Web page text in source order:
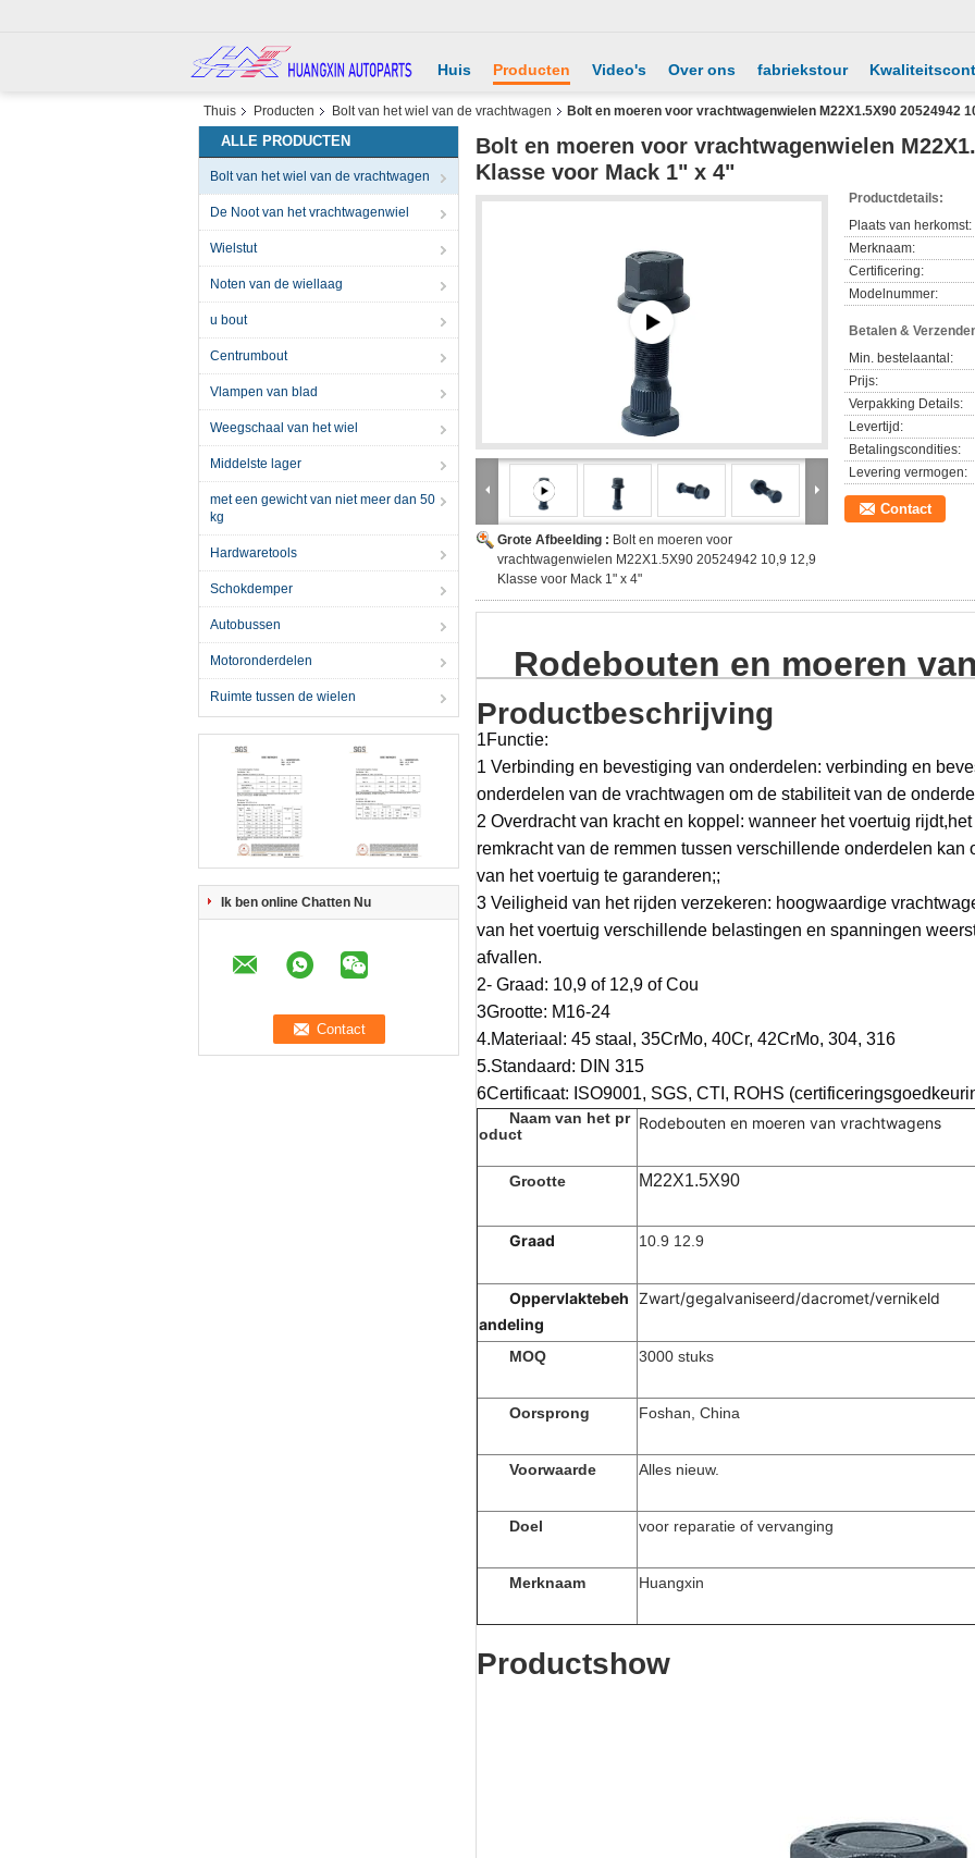
Huis Producten Video's Over ons fabriekstour
Thuis Producten Bolt van het wiel van de vrachtwagen Bolt en moeren voor vrachtwagenwielen M22X1.5X90 20524942
ALLE PRODUCTEN
Bolt van het wiel van de vrachtwagen
De Noot van het vrachtwagenwiel
Wielstut
Noten van de wiellaag
u bout
Centrumbout
Vlampen van blad
Weegschaal van het wiel
Middelste lager
met een gewicht van niet meer dan 50
kg
Hardwaretools
Schokdemper
Autobussen
Motoronderdelen
Ruimte tussen de wielen
Ik ben online Chatten Nu
Bolt en moeren voor vrachtwagenwielen
Klasse voor Mack 1" x 4"
Grote Afbeelding : Bolt en moeren voor
vrachtwagenwielen M22X1.5X90 20524942 10,9 12,9
Klasse voor Mack 1" x 4"
Productdetails:
Plaats van herkomst:
Merknaam:
Certificering:
Modelnummer:
Betalen &
Min. bestelaantal:
Prijs:
Verpakking Details:
Levertijd:
Betalingscondities:
Levering vermogen:
Contact
Rodebouten en moeren
Productbeschrijving
1Functie:
1 Verbinding en bevestiging van onderdelen: verbinding en
onderdelen van de vrachtwagen om de stabiliteit van de
2 Overdracht van kracht en koppel: wanneer het voertuig
remkracht van de remmen tussen verschillende onderdelen
van het voertuig te garanderen;;
3 Veiligheid van het rijden verzekeren: hoogwaardige
van het voertuig verschillende belastingen en spanningen
afvallen.
2- Graad: 10,9 of 12,9 of Cou
3Grootte: M16-24
4.Materiaal: 45 staal, 35CrMo, 40Cr, 42CrMo, 304, 316
5.Standaard: DIN 315
6Certificaat: ISO9001, SGS, CTI, ROHS
Naam van het pr
oduct
Rodebouten en moeren van vrachtwagens
Grootte M22X1.5X90
Graad 10.9 12.9
Oppervlaktebeh
andeling
Zwart/gegalvaniseerd/dacromet/vernikeld
MOQ 3000 stuks
Oorsprong Foshan, China
Voorwaarde Alles nieuw.
Doel voor reparatie of vervanging
Merknaam Huangxin
Productshow